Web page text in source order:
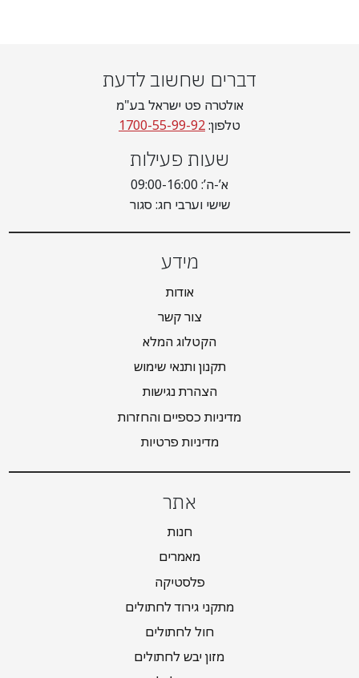
דברים שחשוב לדעת
אולטרה פט ישראל בע"מ
טלפון:1700-55-99-92
שעות פעילות
א’-ה’: 09:00-16:00
שישי וערבי חג: סגור
מידע
אודות
צור קשר
הקטלוג המלא
תקנון ותנאי שימוש
הצהרת נגישות
מדיניות כספיים והחזרות
מדיניות פרטיות
אתר
חנות
מאמרים
פלסטיקה
מתקני גירוד לחתולים
חול לחתולים
מזון יבש לחתולים